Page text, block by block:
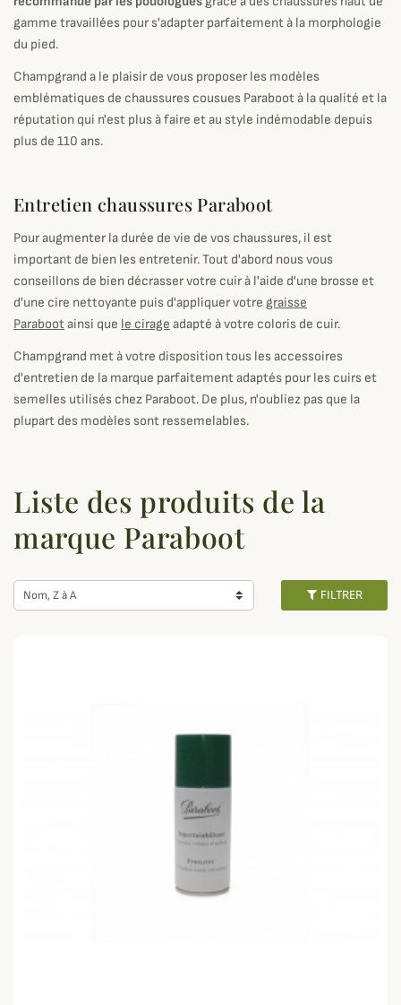
gamme travaillées pour s'adapter parfaitement à la morphologie
du pied.
Champgrand a le plaisir de vous proposer les modèles
emblématiques de chaussures cousues Paraboot à la qualité et la
réputation qui n'est plus à faire et au style indémodable depuis
plus de 110 ans.
Entretien chaussures Paraboot
Pour augmenter la durée de vie de vos chaussures, il est
important de bien les entretenir. Tout d'abord nous vous
conseillons de bien décrasser votre cuir à l'aide d'une brosse et
d'une cire nettoyante puis d'appliquer votre graisse
Parabootainsi que le cirage adapté à votre coloris de cuir.
Champgrand met à votre disposition tous les accessoires
d'entretien de la marque parfaitement adaptés pour les cuirs et
semelles utilisés chez Paraboot. De plus, n'oubliez pas que la
plupart des modèles sont ressemelables.
Liste des produits de la
marque Paraboot
Nom, Z à A FILTRER